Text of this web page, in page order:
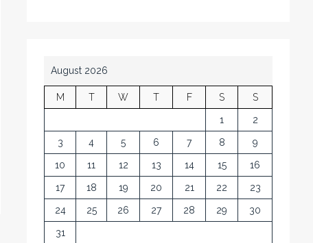
August 2026
M T W T F S S
1 2
3 4 5 6 7 8 9
10 11 12 13 14 15 16
17 18 19 20 21 22 23
24 25 26 27 28 29 30
31